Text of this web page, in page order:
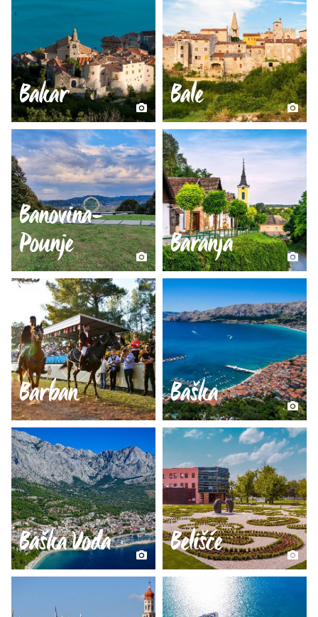
Bakar Bale
Banovina-
Pounje Baranja
Barban Baška
Baška Voda Belišće